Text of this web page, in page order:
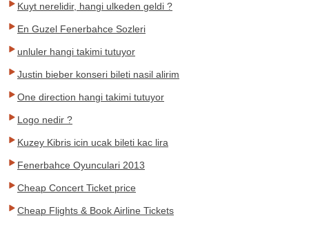
Kuyt nerelidir, hangi ulkeden geldi ?
En Guzel Fenerbahce Sozleri
unluler hangi takimi tutuyor
Justin bieber konseri bileti nasil alirim
One direction hangi takimi tutuyor
Logo nedir ?
Kuzey Kibris icin ucak bileti kac lira
Fenerbahce Oyunculari 2013
Cheap Concert Ticket price
Cheap Flights & Book Airline Tickets